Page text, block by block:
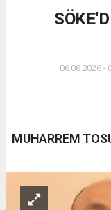
06.08.2026 -
MUHARREM